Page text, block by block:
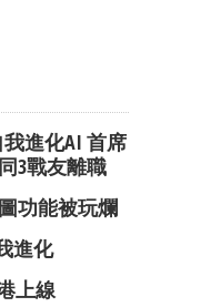
進化AI 首席
3戰友離職
功能被玩爛
進化
上線